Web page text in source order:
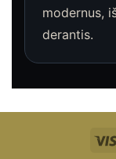
modernus,
derantis.